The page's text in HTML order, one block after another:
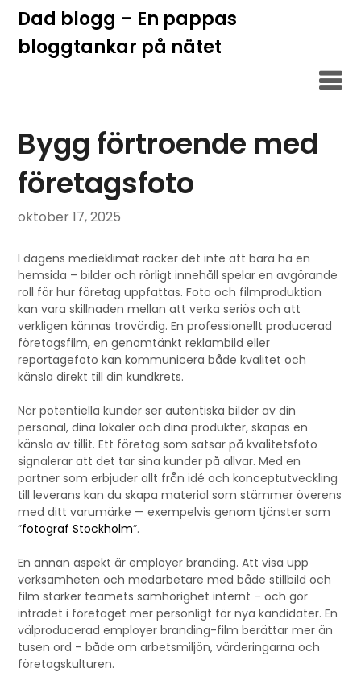
Hoppa
innehåll
Dad blogg – En pappas
bloggtankar på nätet
Bygg förtroende med
företagsfoto
oktober 17, 2025
I dagens medieklimat räcker det inte att bara ha en
hemsida – bilder och rörligt innehåll spelar en avgörande
roll för hur företag uppfattas. Foto och filmproduktion
kan vara skillnaden mellan att verka seriös och att
verkligen kännas trovärdig. En professionellt producerad
företagsfilm, en genomtänkt reklambild eller
reportagefoto kan kommunicera både kvalitet och
känsla direkt till din kundkrets.
När potentiella kunder ser autentiska bilder av din
personal, dina lokaler och dina produkter, skapas en
känsla av tillit. Ett företag som satsar på kvalitetsfoto
signalerar att det tar sina kunder på allvar. Med en
partner som erbjuder allt från idé och konceptutveckling
till leverans kan du skapa material som stämmer överens
med ditt varumärke — exempelvis genom tjänster som
”fotograf Stockholm”.
En annan aspekt är employer branding. Att visa upp
verksamheten och medarbetare med både stillbild och
film stärker teamets samhörighet internt – och gör
inträdet i företaget mer personligt för nya kandidater. En
välproducerad employer branding-film berättar mer än
tusen ord – både om arbetsmiljön, värderingarna och
företagskulturen.